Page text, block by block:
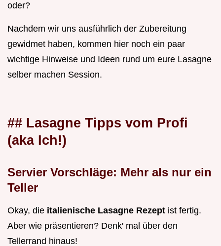
oder?
Nachdem wir uns ausführlich der Zubereitung
gewidmet haben, kommen hier noch ein paar
wichtige Hinweise und Ideen rund um eure Lasagne
selber machen Session.
## Lasagne Tipps vom Profi
(aka Ich!)
Servier Vorschläge: Mehr als nur ein
Teller
Okay, die italienische Lasagne Rezept ist fertig.
Aber wie präsentieren? Denk' mal über den
Tellerrand hinaus!